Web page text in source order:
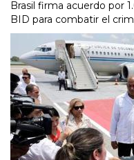
Brasil firma acuerdo por
BID para combatir el